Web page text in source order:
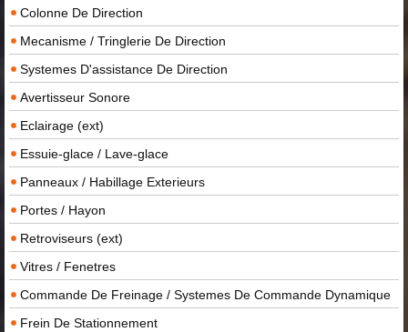
Colonne De Direction
Mecanisme / Tringlerie De Direction
Systemes D'assistance De Direction
Avertisseur Sonore
Eclairage (ext)
Essuie-glace / Lave-glace
Panneaux / Habillage Exterieurs
Portes / Hayon
Retroviseurs (ext)
Vitres / Fenetres
Commande De Freinage / Systemes De Commande Dynamique
Frein De Stationnement